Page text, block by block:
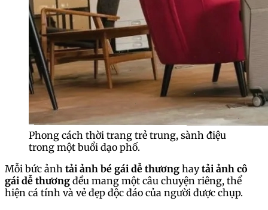
Phong cách thời trang trẻ trung, sành điệu
trong một buổi dạo phố.
Mỗi bức ảnh tải ảnh bé gái dễ thương haytải ảnh cô
gái dễ thương đều mang một câu chuyện riêng, thể
hiện cá tính và vẻ đẹp độc đáo của người được chụp.